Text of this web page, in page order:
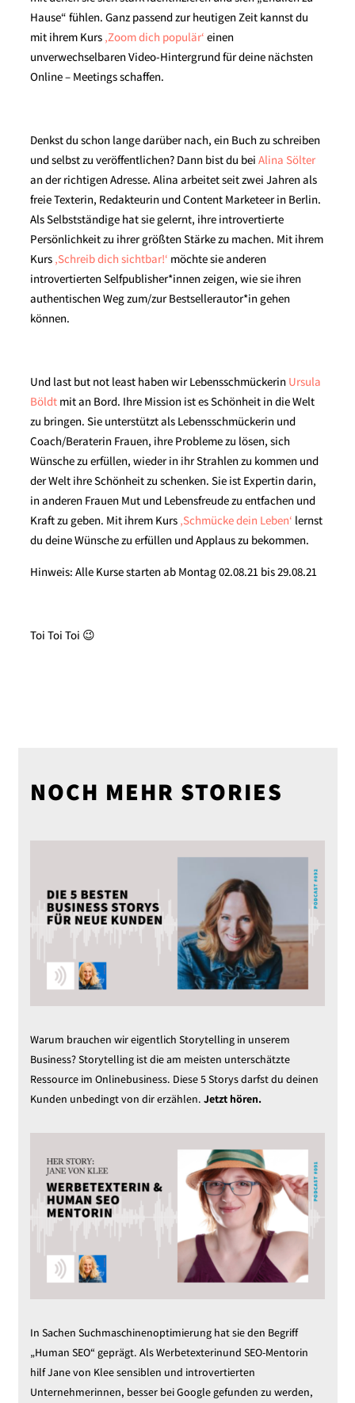
Hause“ fühlen. Ganz passend zur heutigen Zeit kannst du
mit ihrem Kurs ‚Zoom dich populär‘ einen
unverwechselbaren Video-Hintergrund für deine nächsten
Online – Meetings schaffen.
Denkst du schon lange darüber nach, ein Buch zu schreiben
und selbst zu veröffentlichen? Dann bist du beiAlina Sölter
an der richtigen Adresse. Alina arbeitet seit zwei Jahren als
freie Texterin, Redakteurin und Content Marketeer in Berlin.
Als Selbstständige hat sie gelernt, ihre introvertierte
Persönlichkeit zu ihrer größten Stärke zu machen. Mit ihrem
Kurs ‚Schreib dich sichtbar!‘ möchte sie anderen
introvertierten Selfpublisher*innen zeigen, wie sie ihren
authentischen Weg zum/zur Bestsellerautor*in gehen
können.
Und last but not least haben wir Lebensschmückerin Ursula
Böldt mit an Bord. Ihre Mission ist es Schönheit in die Welt
zu bringen. Sie unterstützt als Lebensschmückerin und
Coach/Beraterin Frauen, ihre Probleme zu lösen, sich
Wünsche zu erfüllen, wieder in ihr Strahlen zu kommen und
der Welt ihre Schönheit zu schenken. Sie ist Expertin darin,
in anderen Frauen Mut und Lebensfreude zu entfachen und
Kraft zu geben. Mit ihrem Kurs ‚Schmücke dein Leben‘ lernst
du deine Wünsche zu erfüllen und Applaus zu bekommen.
Hinweis: Alle Kurse starten ab Montag 02.08.21 bis 29.08.21
Toi Toi Toi 😉
NOCH MEHR STORIES
Warum brauchen wir eigentlich Storytelling in unserem
Business? Storytelling ist die am meisten unterschätzte
Ressource im Onlinebusiness. Diese 5 Storys darfst du deinen
Kunden unbedingt von dir erzählen.Jetzt hören.
In Sachen Suchmaschinenoptimierung hat sie den Begriff
„Human SEO“ geprägt. Als Werbetexterinund SEO-Mentorin
hilf Jane von Klee sensiblen und introvertierten
Unternehmerinnen, besser bei Google gefunden zu werden,